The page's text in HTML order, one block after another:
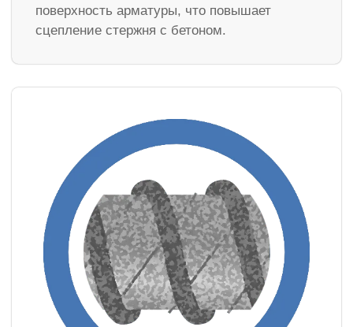
поверхность арматуры, что повышает
сцепление стержня с бетоном.